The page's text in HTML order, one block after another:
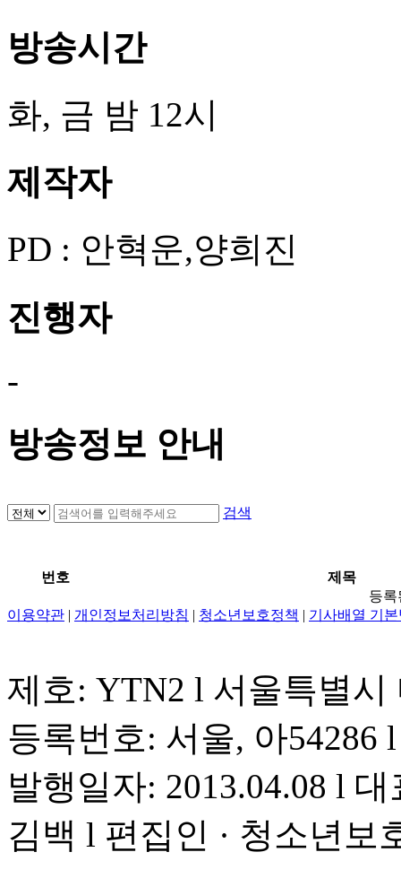
방송시간
화, 금 밤 12시
제작자
PD : 안혁운,양희진
진행자
-
방송정보 안내
검색
번호
제목
등록
이용약관 | 개인정보처리방침 | 청소년보호정책 | 기사배열 기
제호: YTN2 l 서울특별
등록번호: 서울, 아54286
발행일자: 2013.04.08 l
김백 l 편집인 · 청소년보